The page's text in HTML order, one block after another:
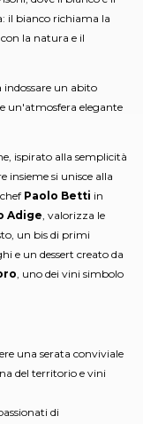
il bianco richiama la
la natura e il
un abito
un'atmosfera elegante
ispirato alla semplicità
insieme si unisce alla
Paolo Betti in
Adige, valorizza le
un bis di primi
e un dessert creato da
, uno dei vini simbolo
una serata conviviale
del territorio e vini
di